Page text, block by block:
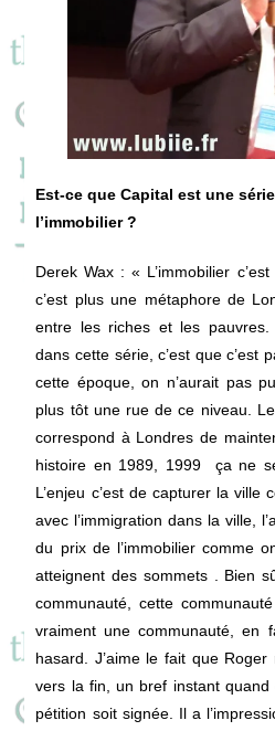
Est-ce que Capital est une
l’immobilier ?
Derek Wax : « L’immobilier
c’est plus une métaphore de
entre les riches et les pauvres.
dans cette série, c’est que c’est
cette époque, on n’aurait pas
plus tôt une rue de ce niveau.
correspond à Londres de
histoire en 1989, 1999 ça ne
L’enjeu c’est de capturer la ville
avec l’immigration dans la ville,
du prix de l’immobilier comme
atteignent des sommets . Bien
communauté, cette
vraiment une communauté, en
hasard. J’aime le fait que
vers la fin, un bref instant
pétition soit signée. Il a